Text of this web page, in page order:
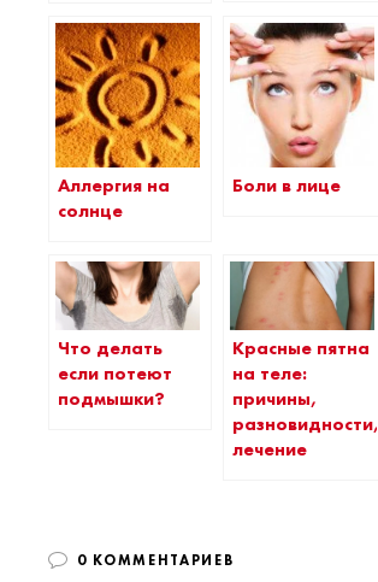
Аллергия на
солнце
Боли в лице
Что делать
если потеют
подмышки?
Красные пятна
на теле:
причины,
разновидности,
лечение
0 КОММЕНТАРИЕВ